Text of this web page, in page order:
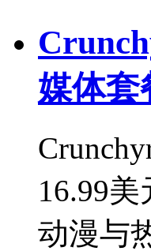
媒体套
16.99
动漫与